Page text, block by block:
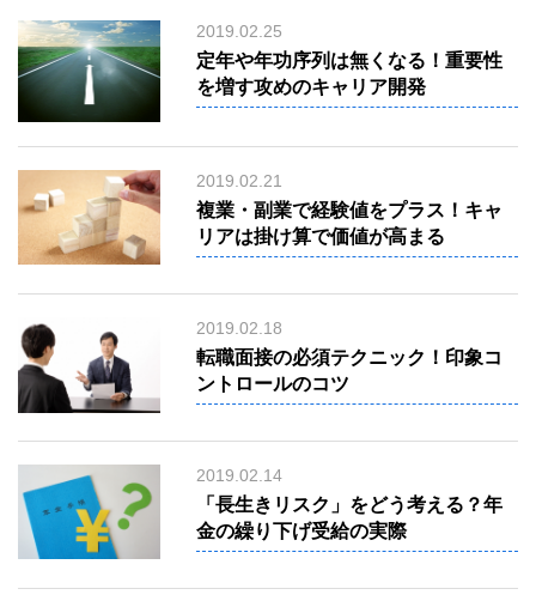
例
works
人
材
recruitment
高
年
向
け
材
介
Middle
&elderly
採
用
ポ
ー
support
ブ
ロ
blog
2019.02.25
定年や年功序列は無くなる！重要性
を増す攻めのキャリア開発
2019.02.21
複業・副業で経験値をプラス！キャ
リアは掛け算で価値が高まる
2019.02.18
転職面接の必須テクニック！印象コ
ントロールのコツ
2019.02.14
「長生きリスク」をどう考える？年
金の繰り下げ受給の実際